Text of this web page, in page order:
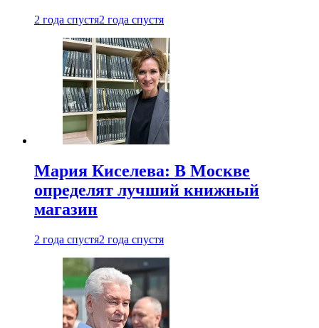
2 года спустя2 года спустя
Мария Киселева: В Москве
определят лучший книжный
магазин
2 года спустя2 года спустя